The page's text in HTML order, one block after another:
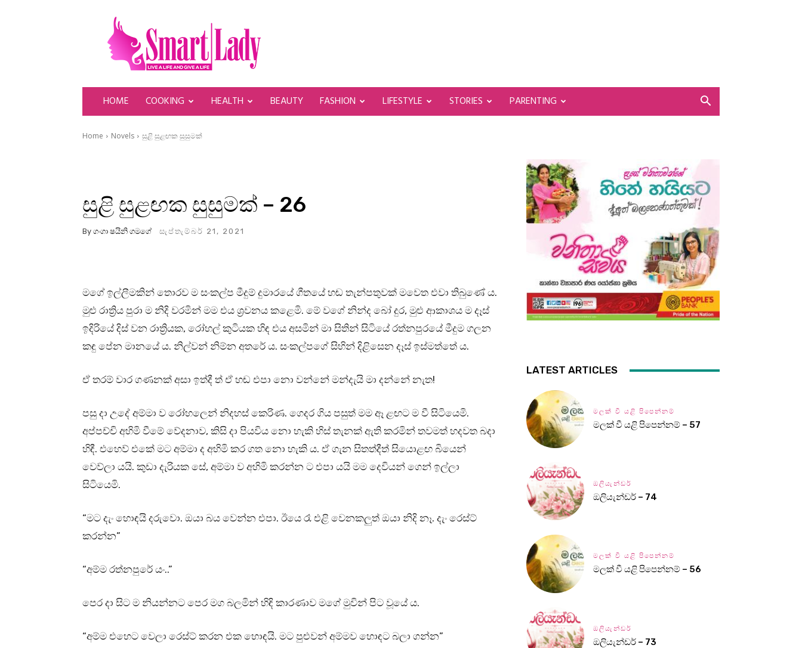
SmartLady
HOME COOKING HEALTH BEAUTY FASHION LIFESTYLE STORIES PARENTING
Home Novels සුළි සුළඟක සුසුමක්
සුළි සුළඟක සුසුමක් – 26
By ගංගා ෂයිනි ගමගේ සැප්තැම්බර් 21, 2021
මගේ ඉල්ලීමකින් තොරව ම සංකල්ප මීදුම් දුමාරයේ ගීතයේ හඬ තැන්පතුවක් මවෙත එවා තිබුණේ ය.
මුළු රාත්‍රිය පුරා ම නිදි වරමින් මම එය ශ්‍රවනය කළෙමි. මේ වගේ නින්ද බෝ දුර, මුළු ආකාශය ම දෑස්
ඉදිරියේ දිස් වන රාත්‍රියක, රෝහල් කුටියක හිඳ එය අසමින් මා සිතින් සිටියේ රත්නපුරයේ මීදුම ගලන
කඳු පේන මානයේ ය. නිල්වන් නිම්න අතරේ ය. සංකල්පගේ සිහින් දිළිසෙන දෑස් ඉස්මත්තේ ය.
ඒ තරම් වාර ගණනක් අසා ඉත්දී ත් ඒ හඬ එපා නො වන්නේ මන්දැයි මා දන්නේ නැත!
පසු දා උදේ අම්මා ව රෝහලෙන් නිදහස් කෙරිණ. ගෙදර ගිය පසුත් මම ඈ ළඟට ම වී සිටියෙමි.
අප්පච්චි අහිමි වීමේ වේදනාව, කිසි දා පියවිය නො හැකි හිස් තැනක් ඇති කරමින් තවමත් හදවත බදා
හිඳී. එහෙව් එකේ මට අම්මා ද අහිමි කර ගත නො හැකි ය. ඒ ගැන සිතත්දීත් සියොළඟ බියෙන්
වෙව්ලා යයි. කුඩා දැරියක සේ, අම්මා ව අහිමි කරන්න ට එපා යයි මම දෙවියන් ගෙන් ඉල්ලා
සිටියෙමි.
“මට දැං හොඳයි දරුවො. ඔයා බය වෙන්න එපා. ඊයෙ රෑ එළි වෙනකලුත් ඔයා නිදි නෑ. දැං රෙස්ට්
කරන්න”
“අම්ම රත්නපුරේ යං..”
පෙර දා සිට ම නියන්නට පෙර මග බලමින් හිඳි කාරණාව මගේ මුවින් පිට වූයේ ය.
“අම්ම එහෙට වෙලා රෙස්ට් කරන එක හොඳයි. මට පුළුවන් අම්මව හොඳට බලා ගන්න”
LATEST ARTICLES
මලක් වී යළි පිපෙන්නම්
මලක් වී යළි පිපෙන්නම් – 57
ඔලියැන්ඩර්
ඔලියැන්ඩර් – 74
මලක් වී යළි පිපෙන්නම්
මලක් වී යළි පිපෙන්නම් – 56
ඔලියැන්ඩර්
ඔලියැන්ඩර් – 73